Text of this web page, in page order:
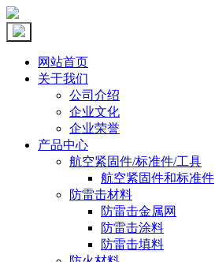
网站首页
关于我们
公司介绍
企业文化
企业荣誉
产品中心
航空紧固件/标准件/工具
航空紧固件和标准件
防雷击材料
防雷击金属网
防雷击涂料
防雷击填料